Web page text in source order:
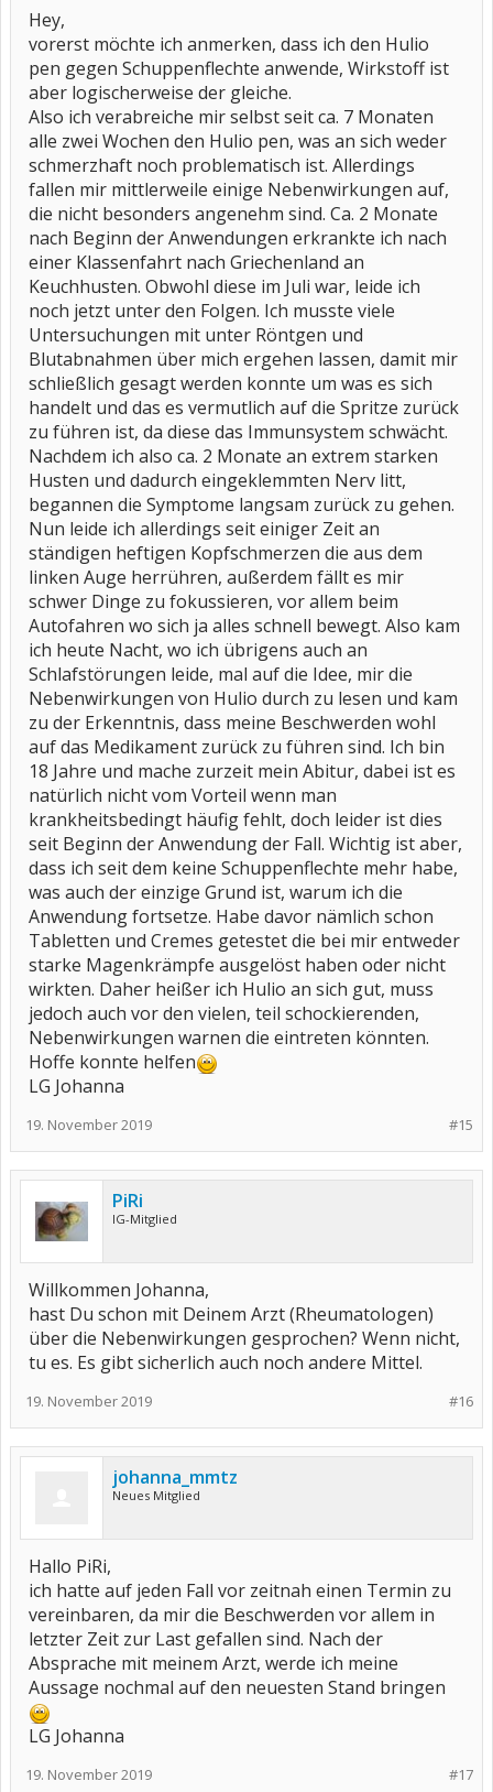
Hey,
vorerst möchte ich anmerken, dass ich den Hulio
pen gegen Schuppenflechte anwende, Wirkstoff ist
aber logischerweise der gleiche.
Also ich verabreiche mir selbst seit ca. 7 Monaten
alle zwei Wochen den Hulio pen, was an sich weder
schmerzhaft noch problematisch ist. Allerdings
fallen mir mittlerweile einige Nebenwirkungen auf,
die nicht besonders angenehm sind. Ca. 2 Monate
nach Beginn der Anwendungen erkrankte ich nach
einer Klassenfahrt nach Griechenland an
Keuchhusten. Obwohl diese im Juli war, leide ich
noch jetzt unter den Folgen. Ich musste viele
Untersuchungen mit unter Röntgen und
Blutabnahmen über mich ergehen lassen, damit mir
schließlich gesagt werden konnte um was es sich
handelt und das es vermutlich auf die Spritze zurück
zu führen ist, da diese das Immunsystem schwächt.
Nachdem ich also ca. 2 Monate an extrem starken
Husten und dadurch eingeklemmten Nerv litt,
begannen die Symptome langsam zurück zu gehen.
Nun leide ich allerdings seit einiger Zeit an
ständigen heftigen Kopfschmerzen die aus dem
linken Auge herrühren, außerdem fällt es mir
schwer Dinge zu fokussieren, vor allem beim
Autofahren wo sich ja alles schnell bewegt. Also kam
ich heute Nacht, wo ich übrigens auch an
Schlafstörungen leide, mal auf die Idee, mir die
Nebenwirkungen von Hulio durch zu lesen und kam
zu der Erkenntnis, dass meine Beschwerden wohl
auf das Medikament zurück zu führen sind. Ich bin
18 Jahre und mache zurzeit mein Abitur, dabei ist es
natürlich nicht vom Vorteil wenn man
krankheitsbedingt häufig fehlt, doch leider ist dies
seit Beginn der Anwendung der Fall. Wichtig ist aber,
dass ich seit dem keine Schuppenflechte mehr habe,
was auch der einzige Grund ist, warum ich die
Anwendung fortsetze. Habe davor nämlich schon
Tabletten und Cremes getestet die bei mir entweder
starke Magenkrämpfe ausgelöst haben oder nicht
wirkten. Daher heißer ich Hulio an sich gut, muss
jedoch auch vor den vielen, teil schockierenden,
Nebenwirkungen warnen die eintreten könnten.
Hoffe konnte helfen
LG Johanna
#15
19. November 2019
PiRi
IG-Mitglied
Willkommen Johanna,
hast Du schon mit Deinem Arzt (Rheumatologen)
über die Nebenwirkungen gesprochen? Wenn nicht,
tu es. Es gibt sicherlich auch noch andere Mittel.
#16
19. November 2019
johanna_mmtz
Neues Mitglied
Hallo PiRi,
ich hatte auf jeden Fall vor zeitnah einen Termin zu
vereinbaren, da mir die Beschwerden vor allem in
letzter Zeit zur Last gefallen sind. Nach der
Absprache mit meinem Arzt, werde ich meine
Aussage nochmal auf den neuesten Stand bringen
LG Johanna
#17
19. November 2019